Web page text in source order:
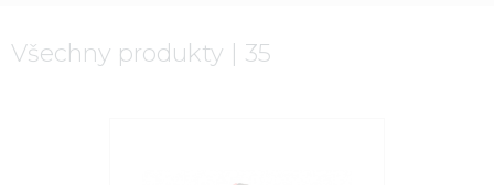
Všechny produkty | 35